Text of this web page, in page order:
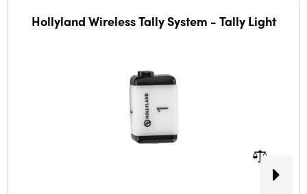
Hollyland Wireless Tally System - Tally Light